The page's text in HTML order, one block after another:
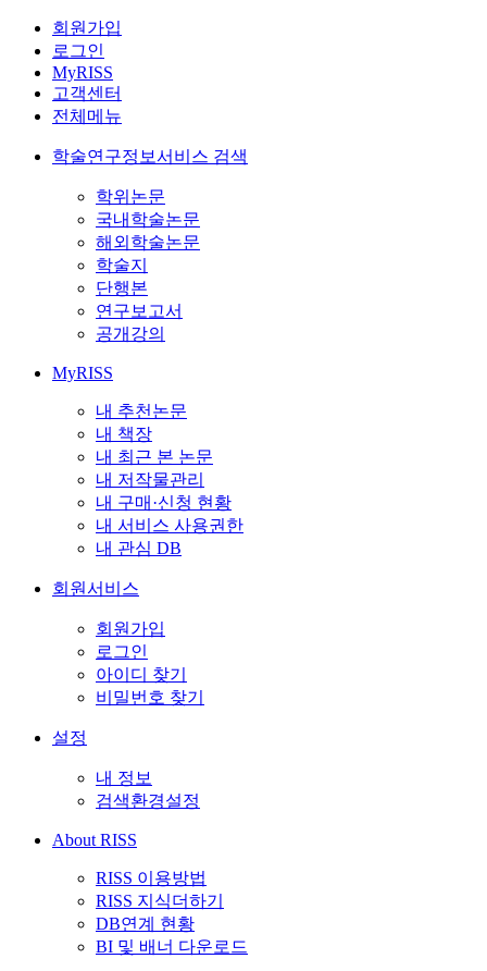
회원가입
로그인
MyRISS
고객센터
전체메뉴
학술연구정보서비스 검색
학위논문
국내학술논문
해외학술논문
학술지
단행본
연구보고서
공개강의
MyRISS
내 추천논문
내 책장
내 최근 본 논문
내 저작물관리
내 구매·신청 현황
내 서비스 사용권한
내 관심 DB
회원서비스
회원가입
로그인
아이디 찾기
비밀번호 찾기
설정
내 정보
검색환경설정
About RISS
RISS 이용방법
RISS 지식더하기
DB연계 현황
BI 및 배너 다운로드